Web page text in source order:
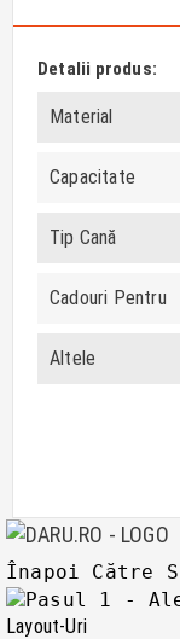
Detalii produs:
Material
Capacitate
Tip Cană
Cadouri Pentru
Altele
Înapoi Către
Layout-Uri